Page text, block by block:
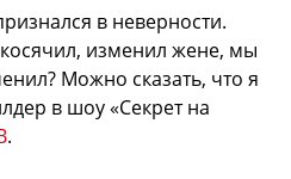
в неверности.
изменил жене, мы
Можно сказать, что я
в шоу «Секрет на
.